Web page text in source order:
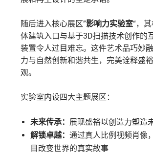
随后进入核心展区”影响力实验室“，
体建筑入口与基于3D扫描技术创作的
装置令人过目难忘。这件艺术品巧妙
力与自然创新和谐共生，完美诠释盛
观。
实验室内设四大主题展区：
未来传承： 展现盛裕以创造力塑造
解锁卓越：通过真人比例视频肖像
目改变世界的真实故事